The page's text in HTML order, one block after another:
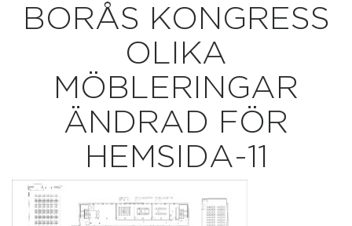
BORÅS KONGRESS
OLIKA
MÖBLERINGAR
ÄNDRAD FÖR
HEMSIDA-11